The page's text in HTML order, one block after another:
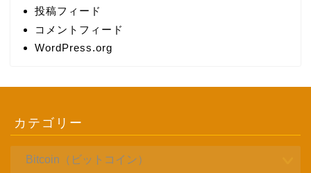
投稿フィード
コメントフィード
WordPress.org
カテゴリー